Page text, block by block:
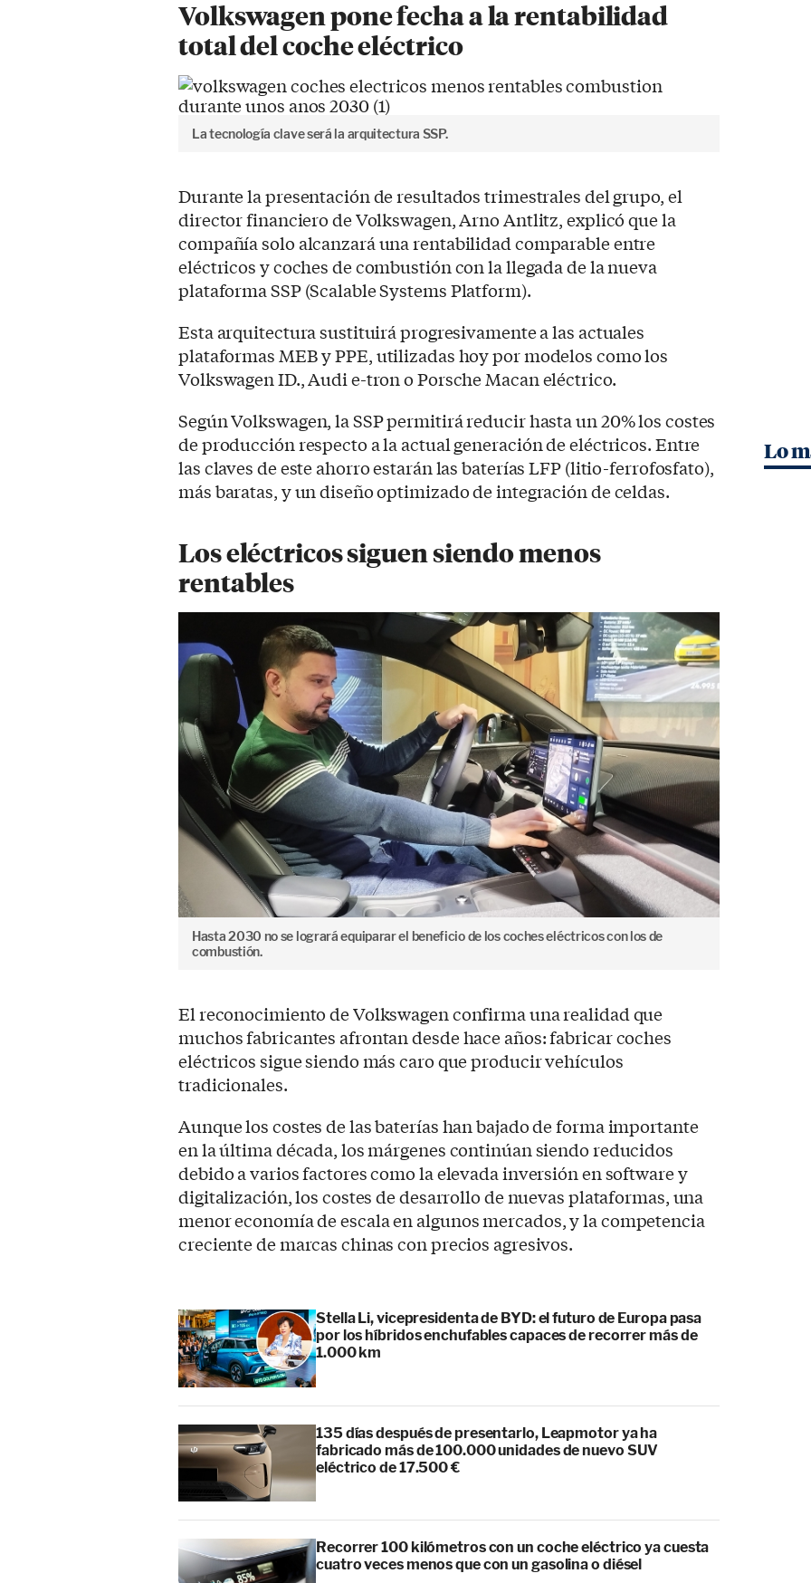
Volkswagen pone fecha a la rentabilidad
total del coche eléctrico
La tecnología clave será la arquitectura SSP.
Durante la presentación de resultados trimestrales del grupo, el
director financiero de Volkswagen, Arno Antlitz, explicó que la
compañía solo alcanzará una rentabilidad comparable entre
eléctricos y coches de combustión con la llegada de la nueva
plataforma SSP (Scalable Systems Platform).
Esta arquitectura sustituirá progresivamente a las actuales
plataformas MEB y PPE, utilizadas hoy por modelos como los
Volkswagen ID., Audi e-tron o Porsche Macan eléctrico.
Según Volkswagen, la SSP permitirá reducir hasta un 20% los costes
de producción respecto a la actual generación de eléctricos. Entre
las claves de este ahorro estarán las baterías LFP (litio-ferrofosfato),
más baratas, y un diseño optimizado de integración de celdas.
Los eléctricos siguen siendo menos
rentables
Hasta 2030 no se logrará equiparar el beneficio de los coches eléctricos con los de
combustión.
El reconocimiento de Volkswagen confirma una realidad que
muchos fabricantes afrontan desde hace años: fabricar coches
eléctricos sigue siendo más caro que producir vehículos
tradicionales.
Aunque los costes de las baterías han bajado de forma importante
en la última década, los márgenes continúan siendo reducidos
debido a varios factores como la elevada inversión en software y
digitalización, los costes de desarrollo de nuevas plataformas, una
menor economía de escala en algunos mercados, y la competencia
creciente de marcas chinas con precios agresivos.
Stella Li, vicepresidenta de BYD: el futuro de Europa pasa
por los híbridos enchufables capaces de recorrer más de
1.000 km
135 días después de presentarlo, Leapmotor ya ha
fabricado más de 100.000 unidades de nuevo SUV
eléctrico de 17.500 €
Recorrer 100 kilómetros con un coche eléctrico ya cuesta
cuatro veces menos que con un gasolina o diésel
Lo